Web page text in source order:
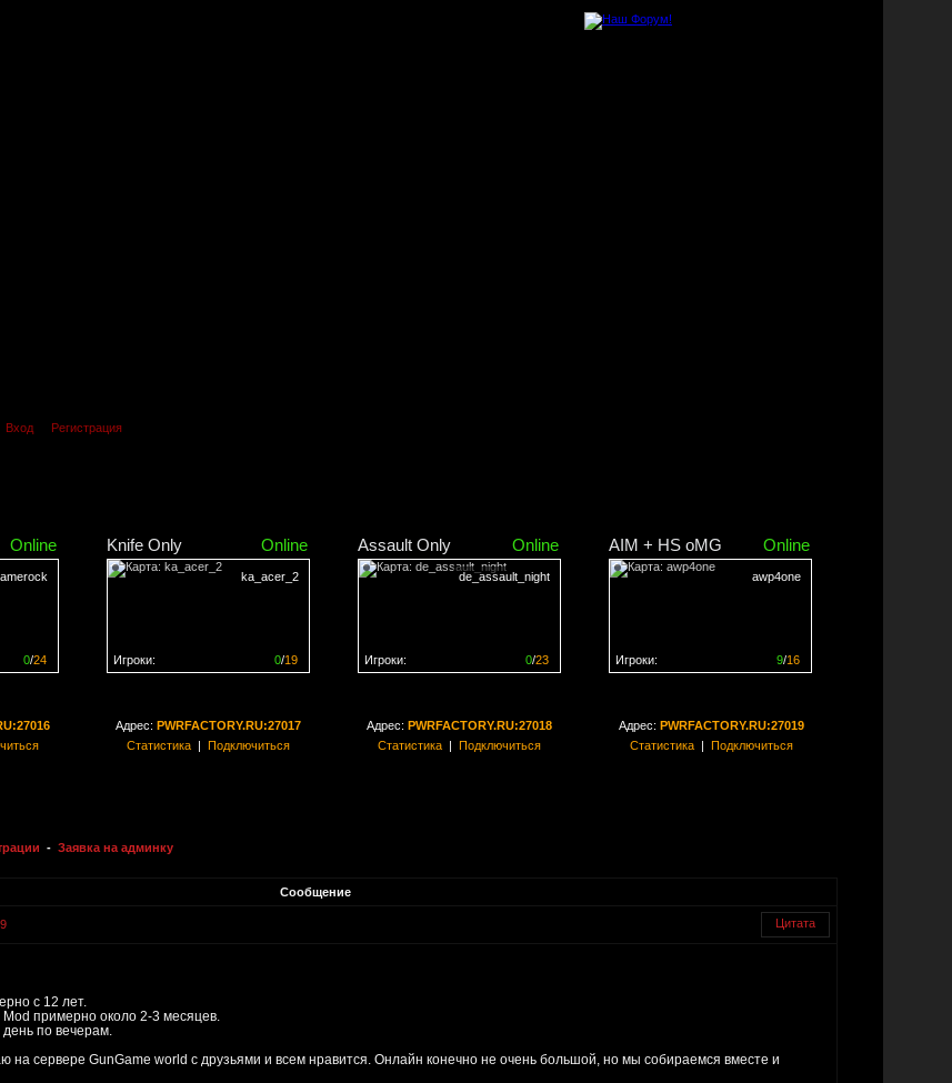
Вход Регистрация
Online
0/24
Knife Only Online
ka_acer_2
0/19
Игроки:
Assault Only Online
de_assault_night
0/23
Игроки:
AIM + HS oMG Online
awp4one
9/16
Игроки:
Адрес: PWRFACTORY.RU:27017
Статистика| Подключиться
Адрес: PWRFACTORY.RU:27018
Статистика| Подключиться
Адрес: PWRFACTORY.RU:27019
Статистика| Подключиться
- Заявка на админку
Сообщение
Цитата
с 12 лет.
примерно около 2-3 месяцев.
по вечерам.
на сервере GunGame world с друзьями и всем нравится. Онлайн конечно не очень большой, но мы собираемся вместе и